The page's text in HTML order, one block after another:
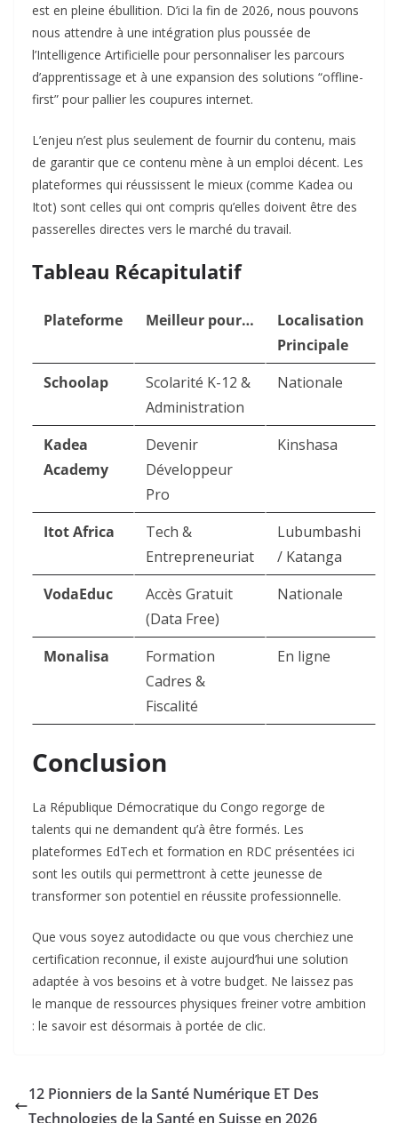
est en pleine ébullition. D’ici la fin de 2026, nous pouvons
nous attendre à une intégration plus poussée de
l’Intelligence Artificielle pour personnaliser les parcours
d’apprentissage et à une expansion des solutions “offline-
first” pour pallier les coupures internet.
L’enjeu n’est plus seulement de fournir du contenu, mais
de garantir que ce contenu mène à un emploi décent. Les
plateformes qui réussissent le mieux (comme Kadea ou
Itot) sont celles qui ont compris qu’elles doivent être des
passerelles directes vers le marché du travail.
Tableau Récapitulatif
Plateforme Meilleur pour…
Localisation
Principale
Schoolap
Scolarité K-12 &
Administration
Nationale
Kadea
Academy
Devenir
Développeur
Pro
Kinshasa
Itot Africa
Tech &
Entrepreneuriat
Lubumbashi
/ Katanga
VodaEduc
Accès Gratuit
(Data Free)
Nationale
Monalisa
Formation
Cadres &
Fiscalité
En ligne
Conclusion
La République Démocratique du Congo regorge de
talents qui ne demandent qu’à être formés. Les
plateformes EdTech et formation en RDC présentées ici
sont les outils qui permettront à cette jeunesse de
transformer son potentiel en réussite professionnelle.
Que vous soyez autodidacte ou que vous cherchiez une
certification reconnue, il existe aujourd’hui une solution
adaptée à vos besoins et à votre budget. Ne laissez pas
le manque de ressources physiques freiner votre ambition
: le savoir est désormais à portée de clic.
12 Pionniers de la Santé Numérique ET Des
Technologies de la Santé en Suisse en 2026